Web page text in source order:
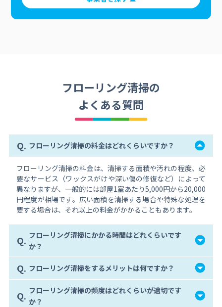
フローリング清掃の
よくある質問
Q. フローリング清掃の料金はどれくらいですか？
フローリング清掃の料金は、清掃する面積や汚れの程度、必
要なサービス（ワックスがけや深い傷の修復など）によって
異なりますが、一般的には部屋1室あたり5,000円から20,000
円程度が相場です。広い面積を清掃する場合や特殊な処理を
要する場合は、それ以上の料金がかかることもあります。
Q. フローリング清掃にかかる時間はどれくらいです
か？
Q. フローリング清掃をするメリットは何ですか？
Q. フローリング清掃の頻度はどれくらいが適切です
か？